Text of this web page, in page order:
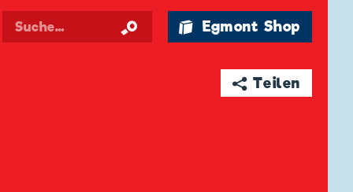
🛍 Egmont Shop
➦ Teilen